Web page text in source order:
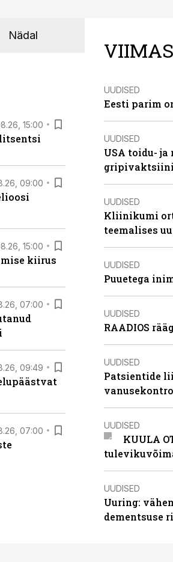
Nädal
15:00
09:00
15:00
kiirus
07:00
09:49
07:00
UUDISED
Eesti parim
UUDISED
USA toidu-
gripivaktsiini
UUDISED
Kliinikumi
teemalises
UUDISED
Puuetega
UUDISED
RAADIOS
UUDISED
Patsientide
UUDISED
KUULA
UUDISED
Uuring:
dementsuse